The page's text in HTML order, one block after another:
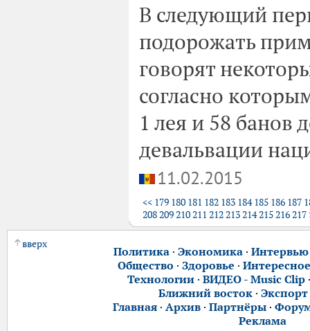
В следующий
подорожать
говорят
согласно
1 лея и 58 банов
девальвации
11.02.2015
<< 179 180 181 182 183 184 185 186 187
208209210211 212213214215216217
вверх
Политика· Экономика· Интервью
Общество · Здоровье · Интересное
Технологии· ВИДЕО - Music Clip
Ближний восток ·
Главная· Архив· Партнёры·
Реклама